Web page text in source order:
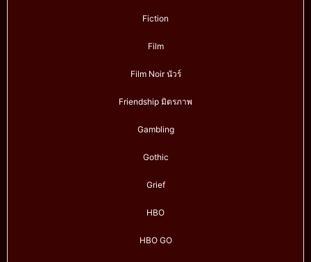
Fiction
Film
Film Noir นัวร์
Friendship มิตรภาพ
Gambling
Gothic
Grief
HBO
HBO GO